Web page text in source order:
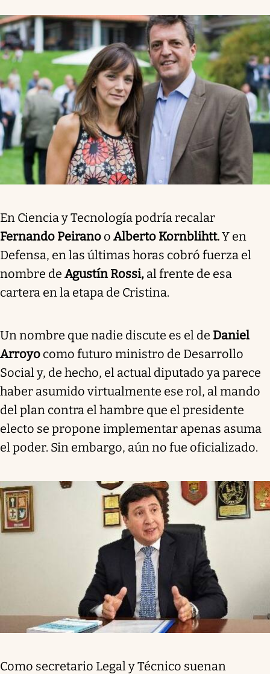
En Ciencia y Tecnología podría recalar
Fernando Peirano o Alberto Kornblihtt.Y en
Defensa, en las últimas horas cobró fuerza el
nombre de Agustín Rossi, al frente de esa
cartera en la etapa de Cristina.
Un nombre que nadie discute es el de Daniel
Arroyo como futuro ministro de Desarrollo
Social y, de hecho, el actual diputado ya parece
haber asumido virtualmente ese rol, al mando
del plan contra el hambre que el presidente
electo se propone implementar apenas asuma
el poder. Sin embargo, aún no fue oficializado.
Como secretario Legal y Técnico suenan